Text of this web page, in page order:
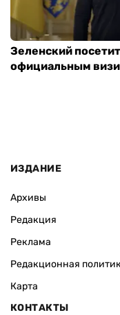
Зеленский
официальным
ИЗДАНИЕ
Архивы
Редакция
Реклама
Редакционная
Карта
КОНТАКТЫ